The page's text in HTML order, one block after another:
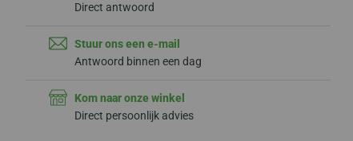
Direct antwoord
Stuur ons een e-mail
Antwoord binnen een dag
Kom naar onze winkel
Direct persoonlijk advies